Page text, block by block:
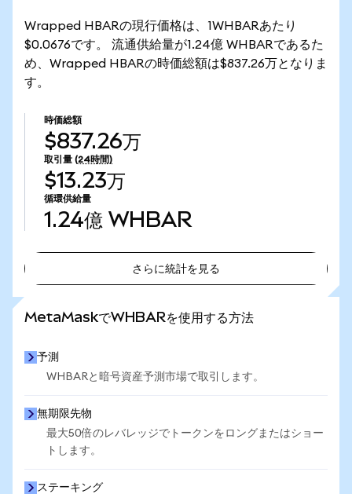
Wrapped HBARの現行価格は、1WHBARあたり
$0.0676です。 流通供給量が1.24億 WHBARであるた
め、Wrapped HBARの時価総額は$837.26万となりま
す。
時価総額
$837.26万
取引量 (24時間)
$13.23万
循環供給量
1.24億 WHBAR
さらに統計を見る
MetaMaskでWHBARを使用する方法
予測
WHBARと暗号資産予測市場で取引します。
無期限先物
最大50倍のレバレッジでトークンをロングまたはショー
トします。
ステーキング